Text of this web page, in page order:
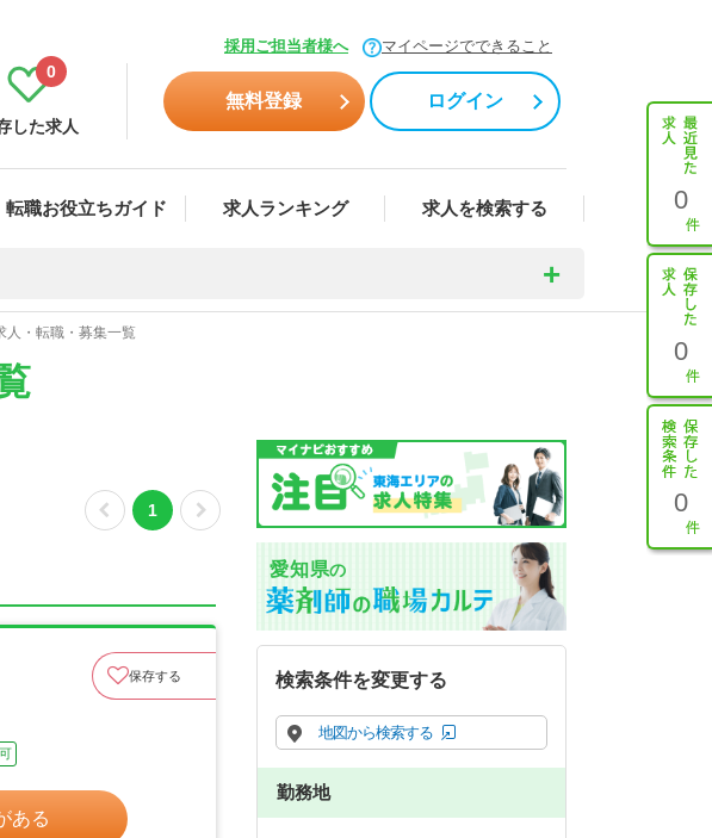
採用ご担当者様へ マイページでできること
した求人
0
無料登録 ログイン
転職お役立ちガイド 求人ランキング 求人を検索する 0
0
0
人・転職・募集一覧
1
保存する
ある
愛知県の
検索条件を変更する
地図から検索する
勤務地